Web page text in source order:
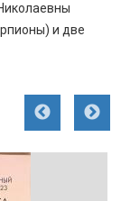
и две